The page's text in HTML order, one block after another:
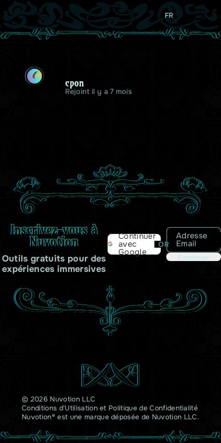
FR
C
cpon
Rejoint il y a 7 mois
Inscrivez-vous à
Nuvotion
Outils gratuits pour des
expériences immersives
Continuer
avec
Google
OR
Adresse
Email
Continuer
© 2026 Nuvotion LLC
Conditions d'Utilisationet Politique de Confidentialité
Nuvotion® est une marque déposée de Nuvotion LLC.